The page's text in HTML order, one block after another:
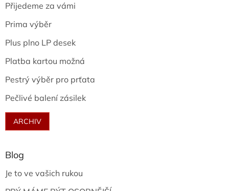
Přijedeme za vámi
Prima výběr
Plus plno LP desek
Platba kartou možná
Pestrý výběr pro prťata
Pečlivé balení zásilek
ARCHIV
Blog
Je to ve vašich rukou